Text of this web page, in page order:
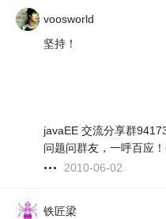
voosworld
坚持！
javaEE 交流分享群
问题问群友，一呼百应！
2010-06-02
铁匠梁